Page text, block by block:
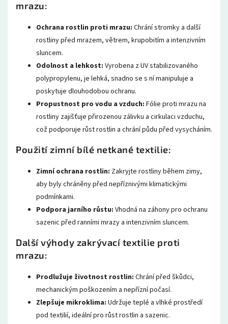
mrazu:
Ochrana rostlin proti mrazu: Chrání stromky a další
rostliny před mrazem, větrem, krupobitím a intenzivním
sluncem.
Odolnost a lehkost: Vyrobena z UV stabilizovaného
polypropylenu, je lehká, snadno se s ní manipuluje a
poskytuje dlouhodobou ochranu.
Propustnost pro vodu a vzduch: Fólie proti mrazu na
rostliny zajišťuje přirozenou zálivku a cirkulaci vzduchu,
což podporuje růst rostlin a chrání půdu před vysycháním.
Použití zimní bílé netkané textilie:
Zimní ochrana rostlin: Zakryjte rostliny během zimy,
aby byly chráněny před nepříznivými klimatickými
podmínkami.
Podpora jarního růstu: Vhodná na záhony pro ochranu
sazenic před ranními mrazy a intenzivním sluncem.
Další výhody zakrývací textilie proti
mrazu:
Prodlužuje životnost rostlin: Chrání před škůdci,
mechanickým poškozením a nepřízní počasí.
Zlepšuje mikroklima: Udržuje teplé a vlhké prostředí
pod textilií, ideální pro růst rostlin a sazenic.